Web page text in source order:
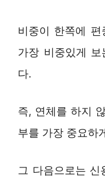
비중이 한쪽에
가장 비중있게
다.
즉, 연체를 하지
부를 가장 중요하
그 다음으로는